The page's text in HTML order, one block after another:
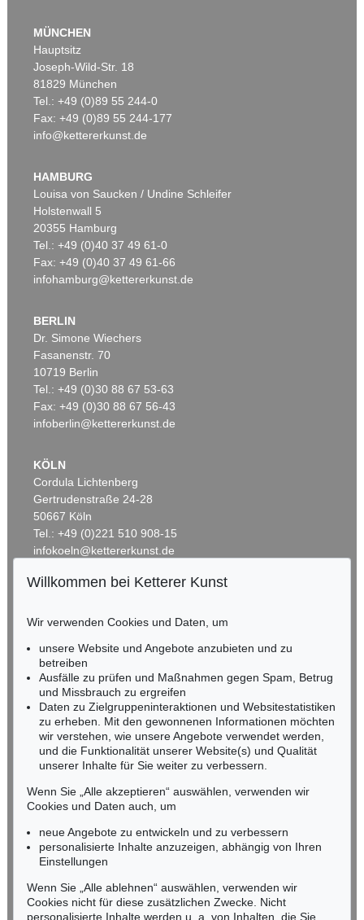
Auktion 606 - Lot 20
Ergebnis:€ 903.000
Auktion 606 - Lot 65
LYONEL FEININGER
Hulks, 1923
Ergebnis:€ 567.600
Auktion 606 - Lot 2
Ergebnis:€ 490.200
Auktion 428 - Lot 255
The Baltic (V-Cloud), 1946
Ergebnis:€ 475.000
MÜNCHEN
Hauptsitz
Joseph-Wild-Str. 18
81829 München
Tel.: +49 (0)89 55 244-0
Fax: +49 (0)89 55 244-177
info@kettererkunst.de
HAMBURG
Louisa von Saucken / Undine Schleifer
Holstenwall 5
20355 Hamburg
Tel.: +49 (0)40 37 49 61-0
Fax: +49 (0)40 37 49 61-66
infohamburg@kettererkunst.de
BERLIN
Dr. Simone Wiechers
Fasanenstr. 70
10719 Berlin
Tel.: +49 (0)30 88 67 53-63
Fax: +49 (0)30 88 67 56-43
infoberlin@kettererkunst.de
KÖLN
Cordula Lichtenberg
Gertrudenstraße 24-28
50667 Köln
Tel.: +49 (0)221 510 908-15
infokoeln@kettererkunst.de
RHEINLAND-PFALZ
Miriam Heß
Tel.: +49 (0)62 21 58 80-038
Fax: +49 (0)62 21 58 80-595
infoheidelberg@kettererkunst.de
NORDDEUTSCHLAND
Nico Kassel, M.A.
Tel.: +49 (0)89 55244-164
Mobil: +49 (0)171 8618661
n.kassel@kettererkunst.de
Keine Auktion mehr verpassen!
Wir informieren Sie rechtzeitig.
Willkommen bei Ketterer Kunst
Wir verwenden Cookies und Daten, um
unsere Website und Angebote anzubieten und zu
betreiben
Ausfälle zu prüfen und Maßnahmen gegen Spam, Betrug
und Missbrauch zu ergreifen
Daten zu Zielgruppeninteraktionen und Websitestatistiken
zu erheben. Mit den gewonnenen Informationen möchten
wir verstehen, wie unsere Angebote verwendet werden,
und die Funktionalität unserer Website(s) und Qualität
unserer Inhalte für Sie weiter zu verbessern.
Wenn Sie „Alle akzeptieren“ auswählen, verwenden wir
Cookies und Daten auch, um
neue Angebote zu entwickeln und zu verbessern
personalisierte Inhalte anzuzeigen, abhängig von Ihren
Einstellungen
Wenn Sie „Alle ablehnen“ auswählen, verwenden wir
Cookies nicht für diese zusätzlichen Zwecke. Nicht
personalisierte Inhalte werden u. a. von Inhalten, die Sie